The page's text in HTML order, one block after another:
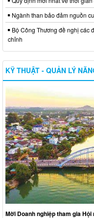
Ngành than bảo đảm nguồn
Bộ Công Thương đề nghị các
chỉnh
KỸ THUẬT - QUẢN LÝ
Mời Doanh nghiệp tham gia